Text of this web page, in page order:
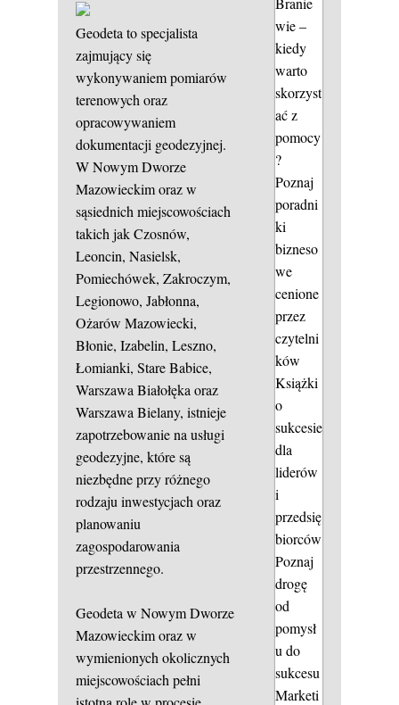
Geodeta to specjalista
zajmujący się
wykonywaniem pomiarów
terenowych oraz
opracowywaniem
dokumentacji geodezyjnej.
W Nowym Dworze
Mazowieckim oraz w
sąsiednich miejscowościach
takich jak Czosnów,
Leoncin, Nasielsk,
Pomiechówek, Zakroczym,
Legionowo, Jabłonna,
Ożarów Mazowiecki,
Błonie, Izabelin, Leszno,
Łomianki, Stare Babice,
Warszawa Białołęka oraz
Warszawa Bielany, istnieje
zapotrzebowanie na usługi
geodezyjne, które są
niezbędne przy różnego
rodzaju inwestycjach oraz
planowaniu
zagospodarowania
przestrzennego.
Geodeta w Nowym Dworze
Mazowieckim oraz w
wymienionych okolicznych
miejscowościach pełni
wie –
kiedy
warto
skorzyst
ać z
pomocy
?
Poznaj
poradni
ki
bizneso
we
cenione
przez
czytelni
ków
Książki
o
sukcesie
dla
liderów
i
przedsię
biorców
Poznaj
drogę
od
pomysł
u do
sukcesu
Marketi